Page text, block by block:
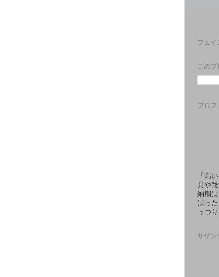
フェイ
このブ
プロフ
「高
具や
納期
ばっ
っつ
サザン